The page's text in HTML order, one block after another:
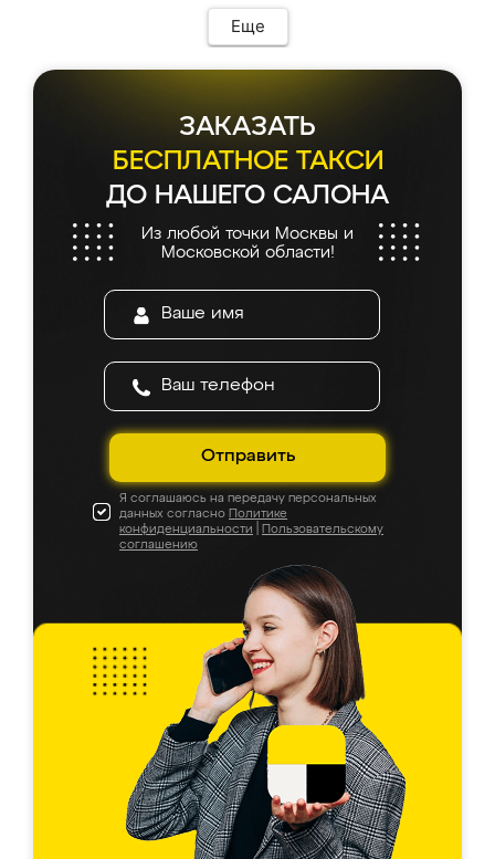
мебель сразу встала на свое место без
каких-либо доработок. Качеством осталась
довольна, все выглядит так, как и ожидала.
Еще
ЗАКАЗАТЬ
БЕСПЛАТНОЕ ТАКСИ
ДО НАШЕГО САЛОНА
Из любой точки Москвы и
Московской области!
Отправить
Я соглашаюсь на передачу персональных
данных согласно Политике
конфиденциальности
Пользовательскому
соглашению